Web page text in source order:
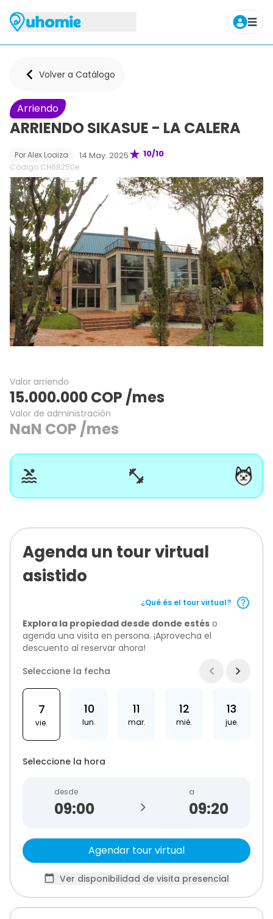
Agendar tour
Volver a Catálogo
Arriendo
ARRIENDO SIKASUE - LA CALERA
10/10
PorAlex Loaiza 14 May. 2025
Código CH68250e
Valor arriendo
15.000.000COP /mes
Valor de administración
NaN COP /mes
Agenda un tour virtual
asistido
¿Qué és el tour virtual?
Explora la propiedad desde donde estés o
agenda una visita en persona. ¡Aprovecha el
descuento al reservar ahora!
Seleccione la fecha
7
vie.
10
lun.
11
mar.
12
mié.
13
jue.
Seleccione la hora
desde
>
a
09:20
Agendar tour virtual
Ver disponibilidad de visita presencial